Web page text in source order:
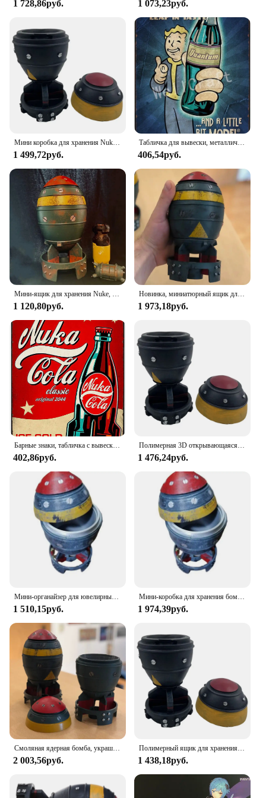
the perfect sets for sale. The wholesale options
make them an excellent choice for businesses, while
the individual pairs are perfect for personal use.
Embrace the blend of comfort and style with the
Nike Benassi JDI Flip Flops.
1 728,86руб. 1 073,23руб.
Мини коробка для хранения Nuke Bomb, ретро Статуэтка из смолы, настольные художественные поделки, Декор для дома, спальни, офиса, настольное украшение, отличный подарок
1 499,72руб.
Табличка для вывески, металлическая картина, 3 4 игры Nuke COLA, металлические вывески, настенный постер, декор для дома, комнаты, школы, картина по железу, 8x12 дюймов
406,54руб.
Мини-ящик для хранения Nuke, 7,9-дюймовый контейнер для хранения в форме 3D Nuke из смолы, маленькое украшение в виде ракетных фигурок для декора настольного стола
1 120,80руб.
Новинка, миниатюрный ящик для хранения Nuke Bomb, ретро, Статуэтка из смолы, рабочее искусство, Декор для дома, спальни, офиса, настольное украшение, 1 шт.
1 973,18руб.
402,86руб.
Полимерная 3D открывающаяся реактивная скульптура, мини-ящик для хранения бомбы Nuke, модель ракеты для дома, спальни, офиса, настольное украшение
1 476,24руб.
1 510,15руб.
Мини-коробка для хранения бомб Nuke с секретным хранилищем Мини-коробка для хранения ракетного орнамента Nuke
1 974,39руб.
2 003,56руб.
Полимерный ящик для хранения Nuke Bomb, настольные украшения с ядерной бомбой, мини-ящик для хранения, Декор для дома, спальни, офиса, настольное украшение
1 438,18руб.